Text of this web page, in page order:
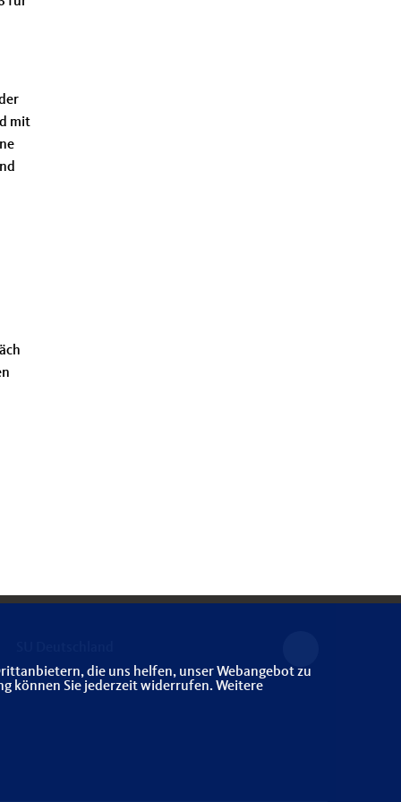
mit
die uns helfen, unser Webangebot zu
können Sie jederzeit widerrufen. Weitere